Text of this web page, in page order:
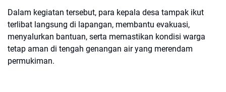
Dalam kegiatan tersebut, para kepala desa tampak ikut
terlibat langsung di lapangan, membantu evakuasi,
menyalurkan bantuan, serta memastikan kondisi warga
tetap aman di tengah genangan air yang merendam
permukiman.